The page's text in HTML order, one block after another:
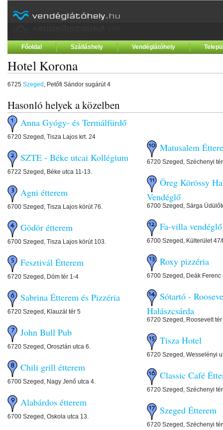
Főoldal Szálláshely Vendéglátóhely
Hotel Korona
6725 Szeged , Petőfi Sándor sugárút 4
Hasonló helyek a közelben
Anna Gyógy- és Termálfürdő
6720 Szeged, Tisza Lajos krt. 24
SZTE - Béke utcai Kollégium
6722 Szeged, Béke utca 11-13.
Agni étterem
6700 Szeged, Tisza Lajos körút 76.
Gödör étterem
6700 Szeged, Tisza Lajos körút 103.
Fesztivál Étterem
6720 Szeged, Dóm tér 1-4
Sabrina Étterem és Pizzéria
6720 Szeged, Klauzál tér 5
John Bull Pub
6720 Szeged, Oroszlán utca 6.
Chili grill étterem
6700 Szeged, Nagy Jenő utca 4.
Alabárdos étterem
6700 Szeged, Oskola utca 13.
Matusalem
6720 Szeged, Széchenyi
Öreg Körössy
Vendéglő
6700 Szeged, Sárga
Fa-villa vendéglő
6700 Szeged, Külterület
Roxy pizzéria
6700 Szeged, Deák Ferenc
Sótartó -
Halászcsárda
6720 Szeged, Roosevelt
Tisza Hotel
6720 Szeged, Wesselényi
Classic Café
6720 Szeged, Széchenyi
Szeged Étterem
6720 Szeged, Széchenyi